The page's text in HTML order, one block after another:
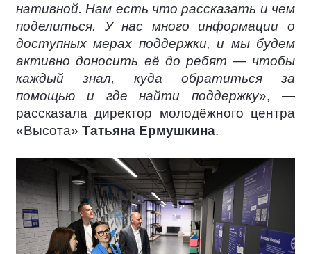
нативной. Нам есть что рассказать и чем
поделиться. У нас много информации о
доступных мерах поддержки, и мы будем
активно доносить её до ребят — чтобы
каждый знал, куда обратиться за
помощью и где найти поддержку», —
рассказала директор молодёжного центра
«Высота» Татьяна Ермушкина.